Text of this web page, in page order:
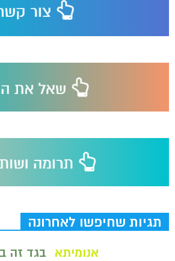
תגיות שחיפשו לאחרונה
אנומיתא
בגד זה